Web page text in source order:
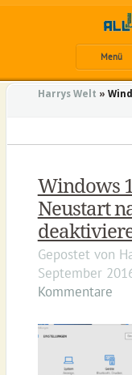
Menü
Harrys Welt »
Windows
Neustart
Gepostet von
September
Kommentare